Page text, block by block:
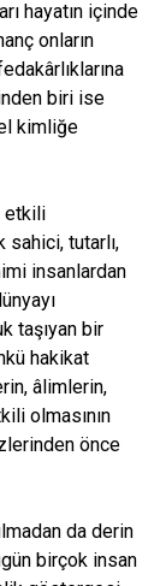
hayatın içinde
onların
biri ise
kimliğe
etkili
tutarlı,
insanlardan
taşıyan bir
hakikat
âlimlerin,
olmasının
önce
da derin
birçok insan